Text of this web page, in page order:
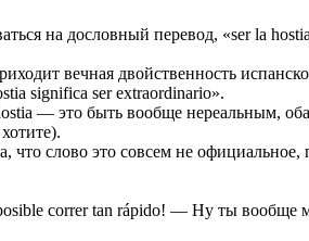
на дословный перевод, «ser la
вечная двойственность
significa ser extraordinario».
— это быть вообще нереальным,
что слово это совсем не
correr tan rápido! — Ну ты вообще